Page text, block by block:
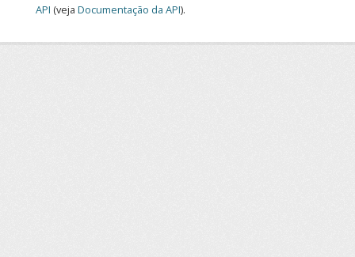
API (veja Documentação da API).